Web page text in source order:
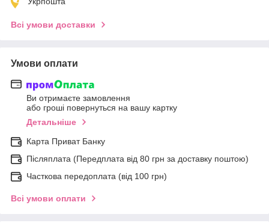
Всі умови доставки
Умови оплати
Ви отримаєте замовлення
або гроші повернуться на вашу картку
Детальніше
Карта Приват Банку
Післяплата (Передплата від 80 грн за доставку поштою)
Часткова передоплата (від 100 грн)
Всі умови оплати